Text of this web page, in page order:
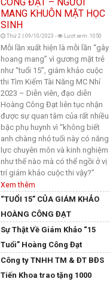
Thứ 2 | 09/10/2023 - Lượt xem: 1050
Mỗi lần xuất hiện là mỗi lần “gây
hoang mang” vì gương mặt trẻ
như “tuổi 15”, giám khảo cuộc
thi Tìm Kiếm Tài Năng MC Nhí
2023 – Diễn viên, đạo diễn
Hoàng Công Đạt liên tục nhận
được sự quan tâm của rất nhiều
bậc phụ huynh vì “không biết
anh chàng nhỏ tuổi này có năng
lực chuyên môn và kinh nghiệm
như thế nào mà có thể ngồi ở vị
trí giám khảo cuộc thi vậy?”
Xem thêm
“TUỔI 15” CỦA GIÁM KHẢO
HOÀNG CÔNG ĐẠT
Sự Thật Về Giám Khảo “15
Tuổi” Hoàng Công Đạt
Công ty TNHH TM & ĐT BĐS
Tiến Khoa trao tặng 1000